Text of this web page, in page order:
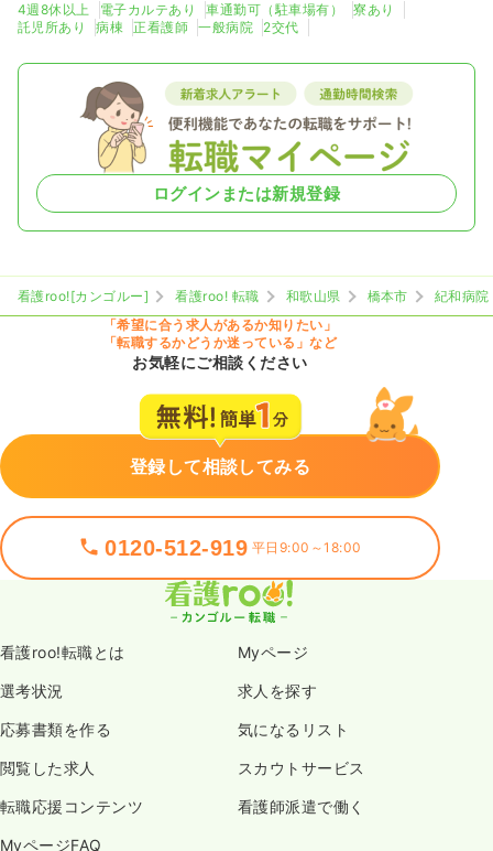
4週8休以上 電子カルテあり 車通勤可（駐車場有）
寮あり
託児所あり
病棟 正看護師 一般病院 2交代
ログインまたは新規登録
看護roo![カンゴルー] 看護roo! 転職 和歌山県 橋本市
紀和病院
「希望に合う求人があるか知りたい」
「転職するかどうか迷っている」など
お気軽にご相談ください
登録して相談してみる
0120-512-919 平日9:00～18:00
看護roo!転職とは Myページ
選考状況 求人を探す
応募書類を作る 気になるリスト
閲覧した求人 スカウトサービス
転職応援コンテンツ 看護師派遣で働く
MyページFAQ